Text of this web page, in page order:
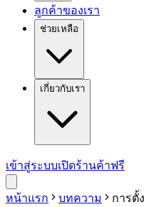
ลูกค้าของเรา
ช่วยเหลือ
เกี่ยวกับเรา
เข้าสู่ระบบเปิดร้านค้าฟรี
หน้าแรก บทความ
การตั้